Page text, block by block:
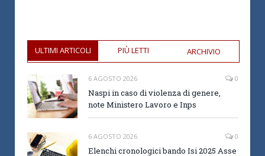
ULTIMI ARTICOLI PIÙ LETTI ARCHIVIO
6 AGOSTO 2026 0
Naspi in caso di violenza di genere,
note Ministero Lavoro e Inps
6 AGOSTO 2026 0
Elenchi cronologici bando Isi 2025 Asse